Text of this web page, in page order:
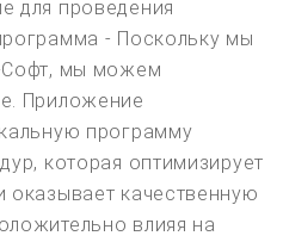
для проведения
- Поскольку мы
Софт, мы можем
Приложение
программу
которая оптимизирует
качественную
влияя на